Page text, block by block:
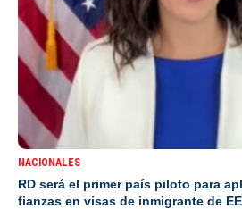
NACIONALES
RD será el primer país piloto para
fianzas en visas de inmigrante de